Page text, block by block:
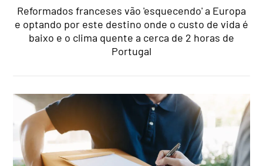
Reformados franceses vão 'esquecendo' a Europa
e optando por este destino onde o custo de vida é
baixo e o clima quente a cerca de 2 horas de
Portugal